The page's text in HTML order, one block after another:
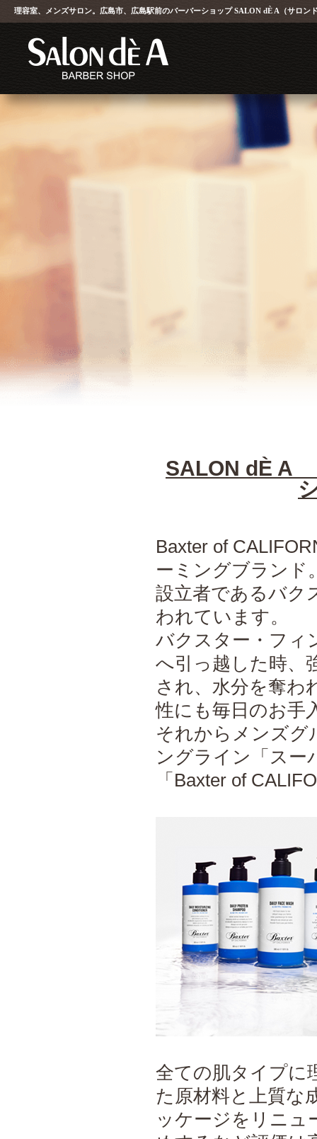
理容室、メンズサロン。広島市、広島駅前のバーバーショップSALON dÈ A （サロン
SALON dÈ A
Baxter of
ーミングブランド
設立者であるバク
われています。
バクスター・フィ
へ引っ越した時、
され、水分を奪わ
性にも毎日のお手
それからメンズグ
ングライン「スー
「Baxter of
全ての肌タイプに
た原材料と上質な
ッケージをリニュ